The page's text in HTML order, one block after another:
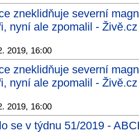
zneklidňuje severní
nyní ale zpomalil - Živě.cz
2019, 16:00
zneklidňuje severní
nyní ale zpomalil - Živě.cz
2019, 16:00
se v týdnu 51/2019 -